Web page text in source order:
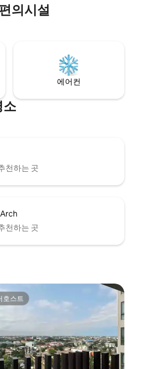
의시설
에어컨
소
천하는 곳
천하는 곳
호스트
호스트